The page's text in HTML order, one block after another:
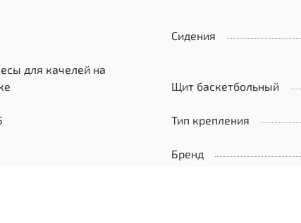
Сидения
для качелей на
Щит баскетбольный
Тип крепления
Бренд